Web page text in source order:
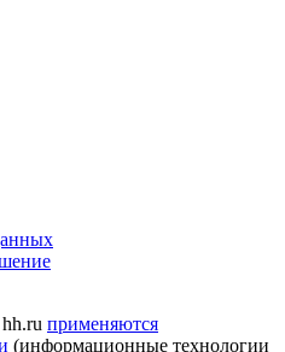
применяются
(информационные технологии